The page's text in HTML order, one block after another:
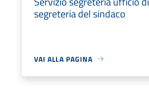
segreteria del sindaco
VAI ALLA PAGINA